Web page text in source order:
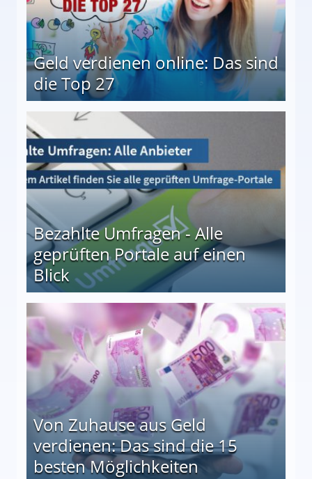
Geld verdienen online: Das sind
die Top 27
Bezahlte Umfragen - Alle
geprüften Portale auf einen
Blick
auf einen Blick
Von Zuhause aus Geld
verdienen: Das sind die 15
besten Möglichkeiten